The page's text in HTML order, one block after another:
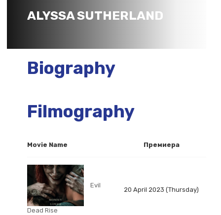
ALYSSA SUTHERLAND
Biography
Filmography
Movie Name Премиера
Evil
Dead Rise
20 April 2023 (Thursday)